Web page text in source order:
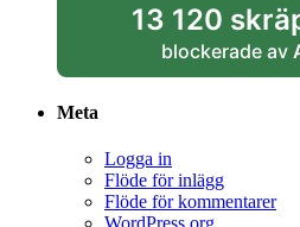
13 120
blockerade av
Meta
Logga in
Flöde för inlägg
Flöde för kommentarer